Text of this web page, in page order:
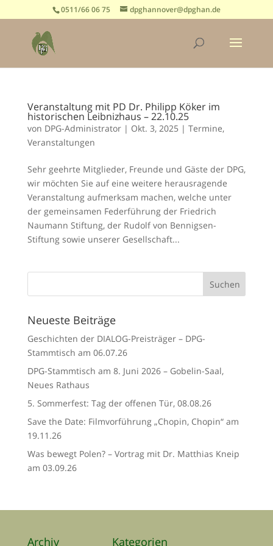
0511/66 06 75 dpghannover@dpghan.de
Veranstaltung mit PD Dr. Philipp Köker im
historischen Leibnizhaus – 22.10.25
von DPG-Administrator| Okt. 3, 2025 | Termine,
Veranstaltungen
Sehr geehrte Mitglieder, Freunde und Gäste der DPG,
wir möchten Sie auf eine weitere herausragende
Veranstaltung aufmerksam machen, welche unter
der gemeinsamen Federführung der Friedrich
Naumann Stiftung, der Rudolf von Bennigsen-
Stiftung sowie unserer Gesellschaft...
Neueste Beiträge
Geschichten der DIALOG-Preisträger – DPG-
Stammtisch am 06.07.26
DPG-Stammtisch am 8. Juni 2026 – Gobelin-Saal,
Neues Rathaus
5. Sommerfest: Tag der offenen Tür, 08.08.26
Save the Date: Filmvorführung „Chopin, Chopin“ am
19.11.26
Was bewegt Polen? – Vortrag mit Dr. Matthias Kneip
am 03.09.26
Archiv Kategorien